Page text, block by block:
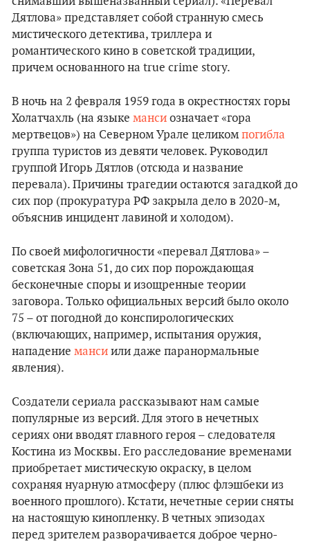
Дятлова» представляет собой странную смесь
мистического детектива, триллера и
романтического кино в советской традиции,
причем основанного на true crime story.
В ночь на 2 февраля 1959 года в окрестностях горы
Холатчахль (на языке манси означает «гора
мертвецов») на Северном Урале целиком погибла
группа туристов из девяти человек. Руководил
группой Игорь Дятлов (отсюда и название
перевала). Причины трагедии остаются загадкой до
сих пор (прокуратура РФ закрыла дело в 2020-м,
объяснив инцидент лавиной и холодом).
По своей мифологичности «перевал Дятлова» –
советская Зона 51, до сих пор порождающая
бесконечные споры и изощренные теории
заговора. Только официальных версий было около
75 – от погодной до конспирологических
(включающих, например, испытания оружия,
нападение манси или даже паранормальные
явления).
Создатели сериала рассказывают нам самые
популярные из версий. Для этого в нечетных
сериях они вводят главного героя – следователя
Костина из Москвы. Его расследование временами
приобретает мистическую окраску, в целом
сохраняя нуарную атмосферу (плюс флэшбеки из
военного прошлого). Кстати, нечетные серии сняты
на настоящую кинопленку. В четных эпизодах
перед зрителем разворачивается доброе черно-